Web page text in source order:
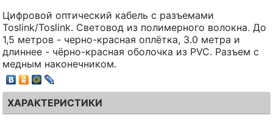
Цифровой оптический кабель с разъемами
Toslink/Toslink. Световод из полимерного волокна. До
1,5 метров - черно-красная оплётка, 3.0 метра и
длиннее - чёрно-красная оболочка из PVC. Разъем с
медным наконечником.
ХАРАКТЕРИСТИКИ